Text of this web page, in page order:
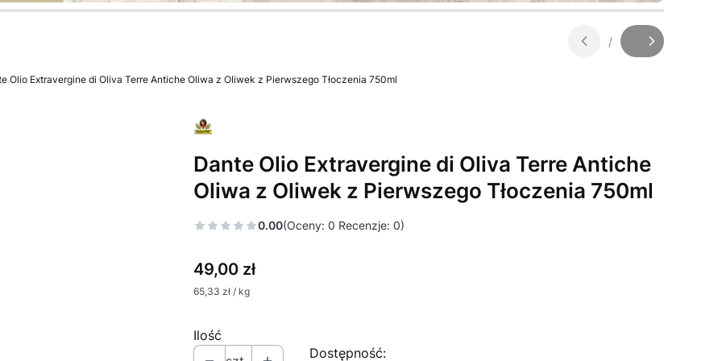
Slajd
/
z
Olio Extravergine di Oliva Terre Antiche Oliwa z Oliwek z Pierwszego Tłoczenia 750ml
Dante Olio Extravergine di Oliva Terre Antiche
Oliwa z Oliwek z Pierwszego Tłoczenia 750ml
0.00(Oceny: 0 Recenzje: 0)
Cena
49,00 zł
65,33 zł / kg
Ilość
Dostępność: